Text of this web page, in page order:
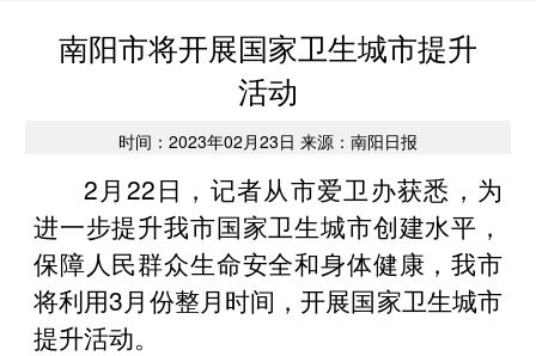
南阳市将开展国家卫生城市提升
活动
时间：2023年02月23日 来源：南阳日报
2月22日，记者从市爱卫办获悉，为
进一步提升我市国家卫生城市创建水平，
保障人民群众生命安全和身体健康，我市
将利用3月份整月时间，开展国家卫生城市
提升活动。